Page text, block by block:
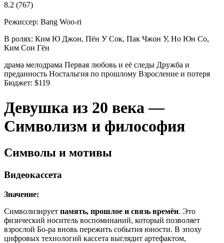
8.2 (767)
Режиссер: Bang Woo-ri
В ролях: Ким Ю Джон, Пён У Сок, Пак Чжон У, Но Юн Со,
Ким Сон Гён
драма мелодрама Первая любовь и её следы Дружба и
преданность Ностальгия по прошлому Взросление и потеря
Бюджет: $119
Девушка из 20 века —
Символизм и философия
Символы и мотивы
Видеокассета
Значение:
Символизирует память, прошлое и связь времён. Это
физический носитель воспоминаний, который позволяет
взрослой Бо-ра вновь пережить события юности. В эпоху
цифровых технологий кассета выглядит артефактом,